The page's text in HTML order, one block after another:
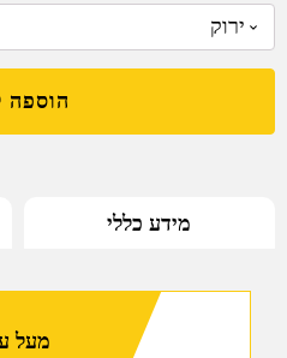
₪0.00
הוספה
מידע כללי
מעל